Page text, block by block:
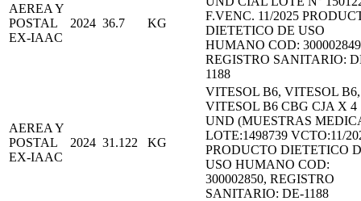
AEREA Y
POSTAL
EX-IAAC
2024 36.7 KG
F.VENC. 11/2025
DIETETICO DE USO
HUMANO COD:
REGISTRO SANITARIO:
1188
AEREA Y
POSTAL
EX-IAAC
2024 31.122 KG
VITESOL B6, VITESOL
VITESOL B6 CBG CJA X 4
UND (MUESTRAS
LOTE:1498739 VCTO:11/
PRODUCTO DIETETICO
USO HUMANO COD:
300002850, REGISTRO
SANITARIO: DE-1188